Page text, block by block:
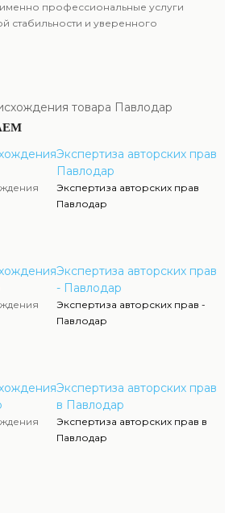
профессиональные услуги
стабильности и уверенного
товара Павлодар
Экспертиза авторских прав
Павлодар
Экспертиза авторских прав
Павлодар
Экспертиза авторских прав
- Павлодар
Экспертиза авторских прав -
Павлодар
Экспертиза авторских прав
в Павлодар
Экспертиза авторских прав в
Павлодар